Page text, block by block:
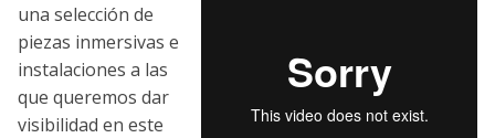
una selección de
piezas inmersivas e
instalaciones a las
que queremos dar
visibilidad en este